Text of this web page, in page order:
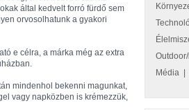
által kedvelt forró fürdő sem
orvosolhatunk a gyakori
e célra, a márka még az extra
mindenhol bekenni magunkat,
vagy napközben is krémezzük,
Média